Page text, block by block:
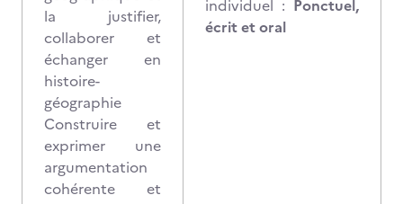
la justifier,
collaborer et
échanger en
histoire-
géographie
Construire et
exprimer une
argumentation
cohérente et
individuel : Ponctuel,
écrit et oral